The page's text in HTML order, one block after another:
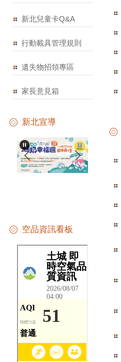
新北兒童卡Q&A
行動載具管理規則
遺失物招領專區
家長意見箱
新北宣導
空品資訊看板